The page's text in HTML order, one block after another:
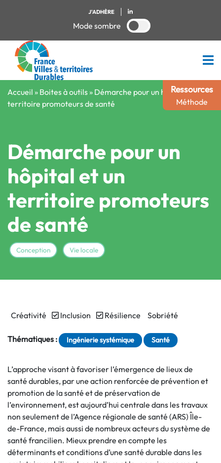
J'ADHÈRE
Mode sombre
Ressources
Méthode
Accueil » Boites à outils » Démarche pour un hôpital et un
territoire promoteurs de santé
Démarche pour un
hôpital et un
territoire promoteurs
de santé
Conception Vie locale
Créativité Inclusion Résilience Sobriété
Thématiques : Ingénierie systémique Santé
L’approche visant à favoriser l’émergence de lieux de
santé durables, par une action renforcée de prévention et
promotion de la santé et de préservation de
l’environnement, est aujourd’hui centrale dans les travaux
non seulement de l’Agence régionale de santé (ARS) Île-
de-France, mais aussi de nombreux acteurs du système de
santé francilien. Mieux prendre en compte les
déterminants et conditions d’une santé durable dans les